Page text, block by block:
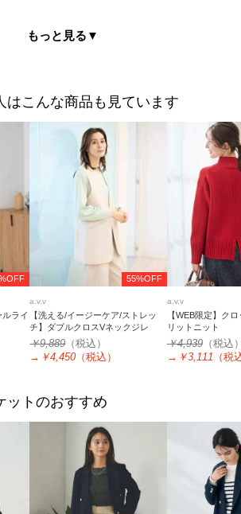
もっと見る▼
はこんな商品も見ています
ルライ
55%OFF
a.v.v
【洗える/イージーケア/ストレッ
チ】ダブルクロスVネックジレ
￥9,889（税込）
→ ￥4,450 （税込）
a.v.v
【WEB限定】ク
リットニット
￥4,939（税込
→ ￥3,111 （税
ットのおすすめ